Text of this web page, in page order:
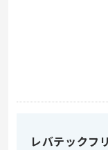
スキル
レバテックフ